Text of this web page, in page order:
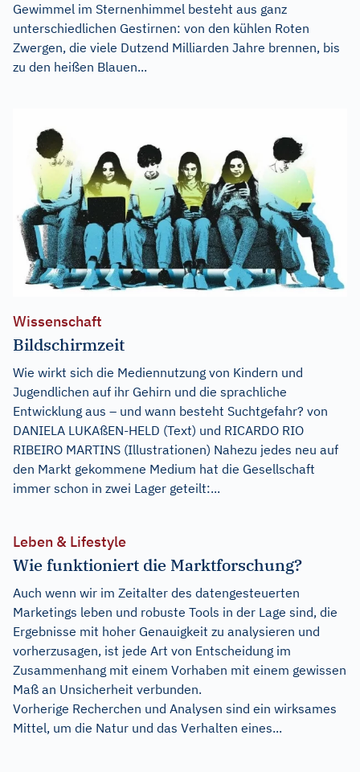
Gewimmel im Sternenhimmel besteht aus ganz
unterschiedlichen Gestirnen: von den kühlen Roten
Zwergen, die viele Dutzend Milliarden Jahre brennen, bis
zu den heißen Blauen...
Wissenschaft
Bildschirmzeit
Wie wirkt sich die Mediennutzung von Kindern und
Jugendlichen auf ihr Gehirn und die sprachliche
Entwicklung aus – und wann besteht Suchtgefahr? von
DANIELA LUKAßEN-HELD (Text) und RICARDO RIO
RIBEIRO MARTINS (Illustrationen) Nahezu jedes neu auf
den Markt gekommene Medium hat die Gesellschaft
immer schon in zwei Lager geteilt:...
Leben & Lifestyle
Wie funktioniert die Marktforschung?
Auch wenn wir im Zeitalter des datengesteuerten
Marketings leben und robuste Tools in der Lage sind, die
Ergebnisse mit hoher Genauigkeit zu analysieren und
vorherzusagen, ist jede Art von Entscheidung im
Zusammenhang mit einem Vorhaben mit einem gewissen
Maß an Unsicherheit verbunden.
Vorherige Recherchen und Analysen sind ein wirksames
Mittel, um die Natur und das Verhalten eines...